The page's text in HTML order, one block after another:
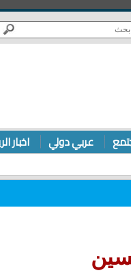
عربي دولي اخبار الرياضة